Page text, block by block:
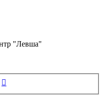
"Левша"